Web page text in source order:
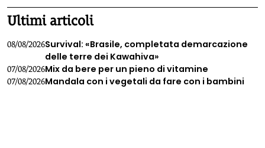
Ultimi articoli
08/08/2026Survival: «Brasile, completata demarcazione
delle terre dei Kawahiva»
07/08/2026Mix da bere per un pieno di vitamine
07/08/2026Mandala con i vegetali da fare con i bambini